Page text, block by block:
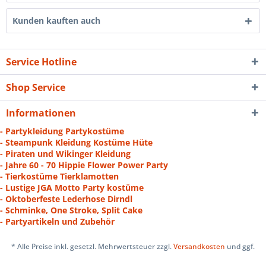
Kunden kauften auch
Service Hotline
Shop Service
Informationen
- Partykleidung Partykostüme
- Steampunk Kleidung Kostüme Hüte
- Piraten und Wikinger Kleidung
- Jahre 60 - 70 Hippie Flower Power Party
- Tierkostüme Tierklamotten
- Lustige JGA Motto Party kostüme
- Oktoberfeste Lederhose Dirndl
- Schminke, One Stroke, Split Cake
- Partyartikeln und Zubehör
* Alle Preise inkl. gesetzl. Mehrwertsteuer zzgl.Versandkosten und ggf.